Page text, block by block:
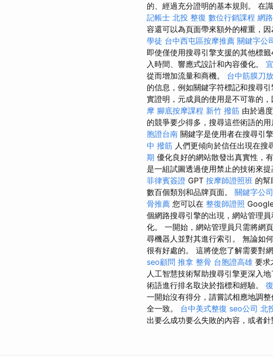
的、經過充分證明的基本規則。 在
記帳士 北投 整復 數位行銷課程 網
容還可以為頁面帶來額外的權重，
學徒 台中西屯區按摩推薦 關鍵字公
即使僅使用搜尋引擎支援的其他標
入時間、響應式設計和內容優化。
從而增加流量和商機。 台中筋膜刀
的信息，例如關鍵字符標記和搜尋引
實證明，元成員的使用是不可靠的
摩 腳底按摩課程 新竹 撥筋 由於過
的競爭要少得多，搜尋這些術語的
胞證台南 關鍵字是使用者在搜尋引
中 撥筋 人們更傾向於信任出現在搜
期 優化良好的網站散發出真實性，
是一組試圖透過使用禁止的技術來
菲律賓簽證 GPT 按摩師證照班 的幫
數百個類別和品牌頁面。 關鍵字公司
骨推薦 您可以在 整復師證照
個網路搜尋引擎的出現，網站管理
化。 一開始，網站管理員只需將網
尋機器人並對其進行索引。 無論如
很有好處的。 這將使您了解需要對
seo顧問 推拿 整骨 台胞證高雄 要求
人工智慧技術幫助搜尋引擎更深入
術語進行排名取決於指標和經驗。
一開始沒有得分，請嘗試相應地調整
全一致。 台中美式整復 seo公司 北
出要么成功要么失敗的內容，或者